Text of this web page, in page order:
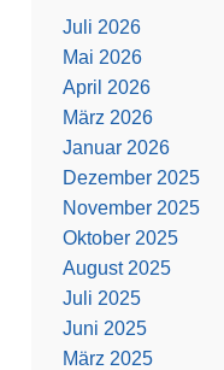
Juli 2026
Mai 2026
April 2026
März 2026
Januar 2026
Dezember 2025
November 2025
Oktober 2025
August 2025
Juli 2025
Juni 2025
März 2025